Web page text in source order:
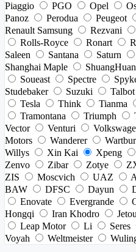
Piaggio
PGO Opel
Panoz
Perodua Peugeot
Renault Samsung
Rezvani
Rolls-Royce
Ronart
Saleen
Santana Saturn
Shanghai Maple
ShuangHuan
Soueast
Spectre
Studebaker
Suzuki Talbot
Tesla
Think Tianma
Tramontana
Triumph
Vector
Venturi
Motors
Wanderer
Willys
Xin Kai Xpeng
Zenvo
Zibar Zotye
ZIS
Moscvich UAZ
BAW
DFSC Dayun
Enovate
Evergrande
Hongqi
Iran Khodro
Leap Motor
Li Seres
Voyah
Weltmeister